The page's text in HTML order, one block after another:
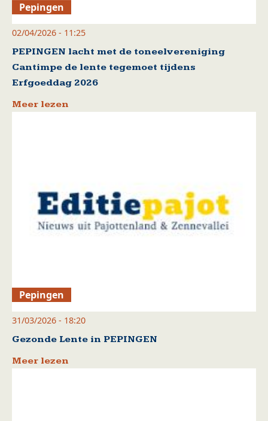
Pepingen
02/04/2026 - 11:25
PEPINGEN lacht met de toneelvereniging
Cantimpe de lente tegemoet tijdens
Erfgoeddag 2026
Meer lezen
Pepingen
31/03/2026 - 18:20
Gezonde Lente in PEPINGEN
Meer lezen